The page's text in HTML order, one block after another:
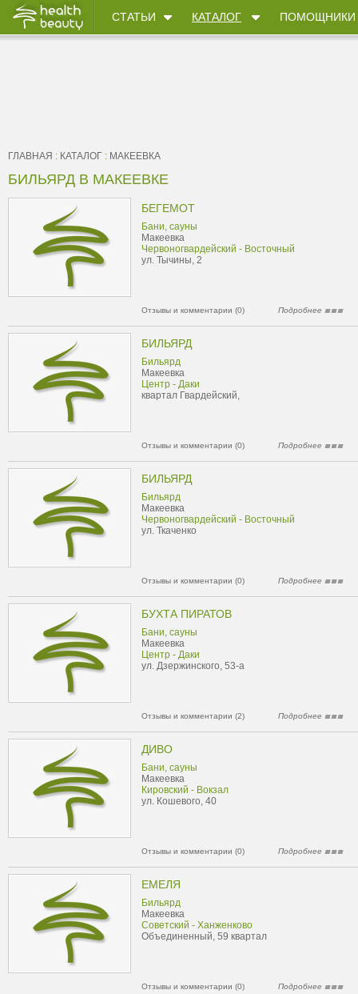
СТАТЬИ КАТАЛОГ ПОМОЩНИКИ
ГЛАВНАЯ : КАТАЛОГ : МАКЕЕВКА
БИЛЬЯРД В МАКЕЕВКЕ
БЕГЕМОТ
Бани, сауны
Макеевка
Червоногвардейский - Восточный
ул. Тычины, 2
Отзывы и комментарии (0) Подробнее
БИЛЬЯРД
Бильярд
Макеевка
Центр - Даки
квартал Гвардейский,
Отзывы и комментарии (0) Подробнее
БИЛЬЯРД
Бильярд
Макеевка
Червоногвардейский - Восточный
ул. Ткаченко
Отзывы и комментарии (0) Подробнее
БУХТА ПИРАТОВ
Бани, сауны
Макеевка
Центр - Даки
ул. Дзержинского, 53-а
Отзывы и комментарии (2) Подробнее
ДИВО
Бани, сауны
Макеевка
Кировский - Вокзал
ул. Кошевого, 40
Отзывы и комментарии (0) Подробнее
ЕМЕЛЯ
Бильярд
Макеевка
Советский - Ханженково
Объединенный, 59 квартал
Отзывы и комментарии (0) Подробнее